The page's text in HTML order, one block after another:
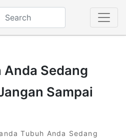
Anda Sedang
Sampai
Tubuh Anda Sedang